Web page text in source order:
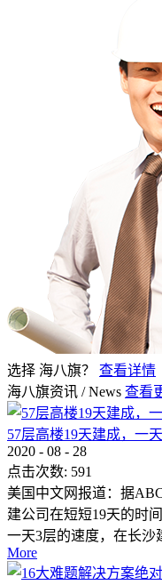
选择 海八旗？
查看详情
海八旗资讯 / News 查看
57层高楼19天建成，一
2020 - 08 - 28
点击次数: 591
美国中文网报道：据
建公司在短短19天的时
一天3层的速度，在长沙
More